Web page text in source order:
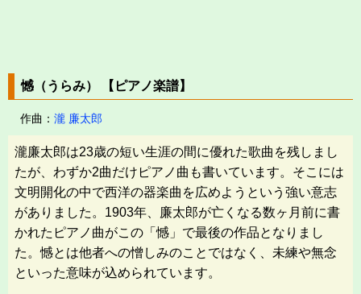
憾（うらみ） 【ピアノ楽譜】
作曲： 瀧 廉太郎
瀧廉太郎は23歳の短い生涯の間に優れた歌曲を残しまし
たが、わずか2曲だけピアノ曲も書いています。そこには
文明開化の中で西洋の器楽曲を広めようという強い意志
がありました。1903年、廉太郎が亡くなる数ヶ月前に書
かれたピアノ曲がこの「憾」で最後の作品となりまし
た。憾とは他者への憎しみのことではなく、未練や無念
といった意味が込められています。